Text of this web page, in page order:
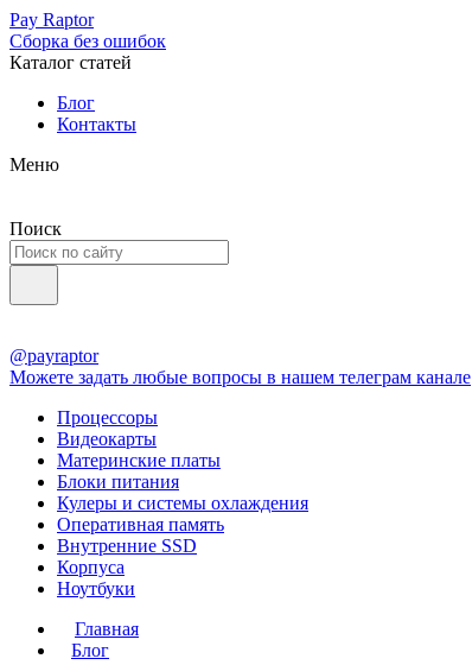
Pay Raptor
Сборка без ошибок
Каталог статей
Блог
Контакты
Меню
Поиск
@payraptor
Можете задать любые вопросы в нашем телеграм канале
Процессоры
Видеокарты
Материнские платы
Блоки питания
Кулеры и системы охлаждения
Оперативная память
Внутренние SSD
Корпуса
Ноутбуки
Главная
Блог